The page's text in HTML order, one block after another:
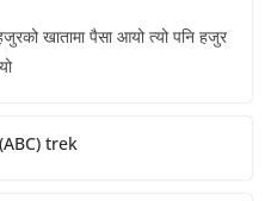
खातामा पैसा आयो त्यो पनि हजुर
trek